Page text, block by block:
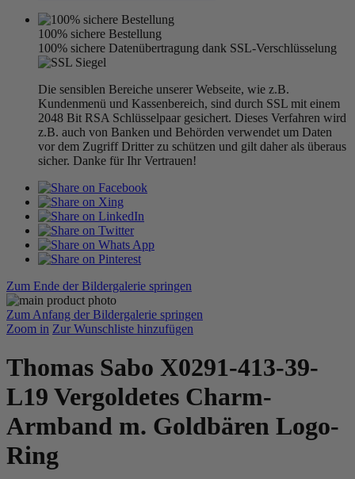
100% sichere Bestellung
100% sichere Datenübertragung dank SSL-Verschlüsselung
Die sensiblen Bereiche unserer Webseite, wie z.B.
Kundenmenü und Kassenbereich, sind durch SSL mit einem
2048 Bit RSA Schlüsselpaar gesichert. Dieses Verfahren wird
z.B. auch von Banken und Behörden verwendet um Daten
vor dem Zugriff Dritter zu schützen und gilt daher als überaus
sicher. Danke für Ihr Vertrauen!
Zum Ende der Bildergalerie springen
Zum Anfang der Bildergalerie springen
Zoom in Zur Wunschliste hinzufügen
Thomas Sabo X0291-413-39-
L19 Vergoldetes Charm-
Armband m. Goldbären Logo-
Ring